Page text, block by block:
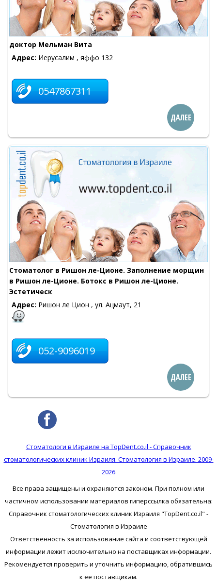
доктор Мельман Вита
Адрес: Иерусалим , яффо 132
0547867311
ДАЛЕЕ
Стоматолог в Ришон ле-Ционе. Заполнение морщин
в Ришон ле-Ционе. Ботокс в Ришон ле-Ционе.
Эстетическ
Адрес: Ришон ле Цион , ул. Ацмаут, 21
052-9096019
ДАЛЕЕ
Стоматологи в Израиле на TopDent.co.il - Справочник
стоматологических клиник Израиля. Стоматология в Израиле. 2009-
2026
Все права защищены и охраняются законом. При полном или
частичном использовании материалов гиперссылка обязательна:
Справочник стоматологических клиник Израиля "TopDent.co.il" -
Стоматология в Израиле
Ответственность за использование сайта и соответствующей
информации лежит исключительно на поставщиках информации.
Рекомендуется проверить и уточнить информацию, обратившись
к ее поставщикам.